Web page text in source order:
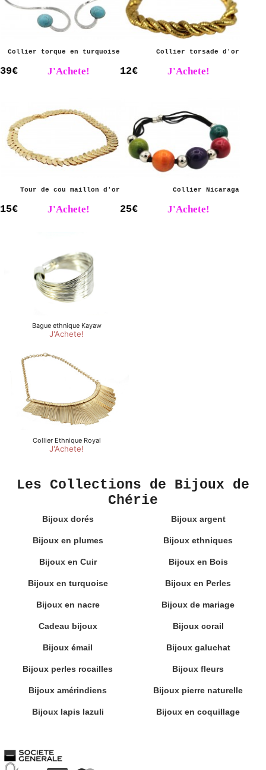
Collier torque en turquoise
39€ J'Achete!
Collier torsade d'or
12€ J'Achete!
Tour de cou maillon d'or
15€ J'Achete!
Collier Nicaraga
25€ J'Achete!
Les Collections de Bijoux de
Chérie
Bijoux dorés Bijoux argent
Bijoux en plumes Bijoux ethniques
Bijoux en Cuir Bijoux en Bois
Bijoux en turquoise Bijoux en Perles
Bijoux en nacre Bijoux de mariage
Cadeau bijoux Bijoux corail
Bijoux émail Bijoux galuchat
Bijoux perles rocailles Bijoux fleurs
Bijoux amérindiens Bijoux pierre naturelle
Bijoux lapis lazuli Bijoux en coquillage